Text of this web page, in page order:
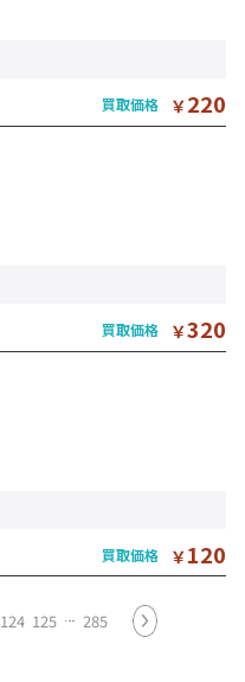
買取価格 ￥220
買取価格 ￥320
買取価格 ￥120
124 125 285